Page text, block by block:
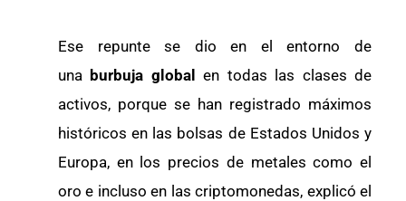
Ese repunte se dio en el entorno de
una burbuja global en todas las clases de
activos, porque se han registrado máximos
históricos en las bolsas de Estados Unidos y
Europa, en los precios de metales como el
oro e incluso en las criptomonedas, explicó el